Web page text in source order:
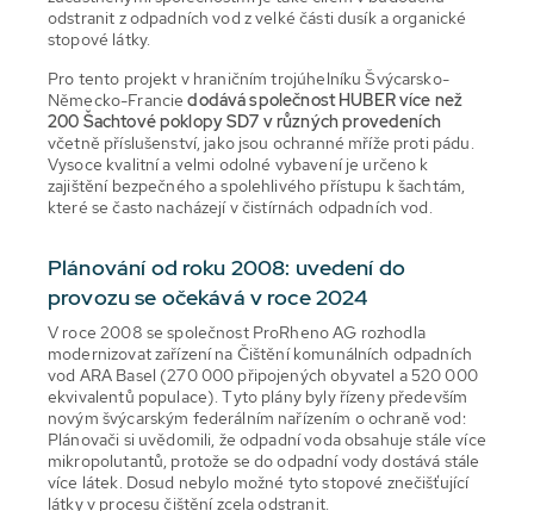
odstranit z odpadních vod z velké části dusík a organické
stopové látky.
Pro tento projekt v hraničním trojúhelníku Švýcarsko-
Německo-Franciedodává společnost HUBER více než
200 Šachtové poklopy SD7 v různých provedeních
včetně příslušenství, jako jsou ochranné mříže proti pádu.
Vysoce kvalitní a velmi odolné vybavení je určeno k
zajištění bezpečného a spolehlivého přístupu k šachtám,
které se často nacházejí v čistírnách odpadních vod.
Plánování od roku 2008: uvedení do
provozu se očekává v roce 2024
V roce 2008 se společnost ProRheno AG rozhodla
modernizovat zařízení na Čištění komunálních odpadních
vod ARA Basel (270 000 připojených obyvatel a 520 000
ekvivalentů populace). Tyto plány byly řízeny především
novým švýcarským federálním nařízením o ochraně vod:
Plánovači si uvědomili, že odpadní voda obsahuje stále více
mikropolutantů, protože se do odpadní vody dostává stále
více látek. Dosud nebylo možné tyto stopové znečišťující
látky v procesu čištění zcela odstranit.